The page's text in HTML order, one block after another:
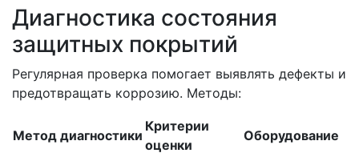
Диагностика состояния
защитных покрытий
Регулярная проверка помогает выявлять дефекты и
предотвращать коррозию. Методы:
Метод диагностики
Критерии
оценки
Оборудование